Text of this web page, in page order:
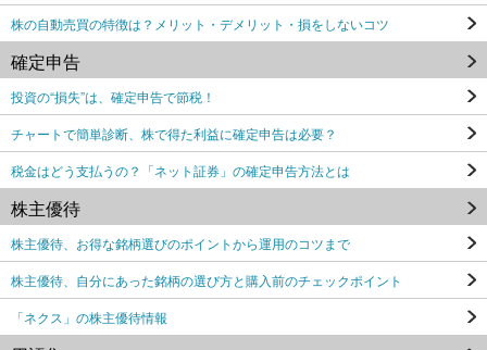
株の自動売買の特徴は？メリット・デメリット・損をしないコツ
確定申告
投資の“損失”は、確定申告で節税！
チャートで簡単診断、株で得た利益に確定申告は必要？
税金はどう支払うの？「ネット証券」の確定申告方法とは
株主優待
株主優待、お得な銘柄選びのポイントから運用のコツまで
株主優待、自分にあった銘柄の選び方と購入前のチェックポイント
「ネクス」の株主優待情報